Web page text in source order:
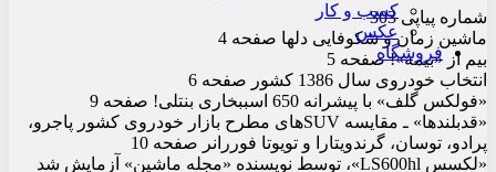
کسب و کار
عکس
فروشگاه
شماره پیاپی 303
ماشین زمان و شکوفایی دل‏ها صفحه 4
بیم از «بیمه»! صفحه 5
انتخاب خودروی سال 1386 کشور صفحه 6
«فولکس گلف» با پیشرانه 650 اسب‏بخاری بنتلی! صفحه 9
«قدبلندها» ـ مقایسه SUVهای مطرح بازار خودروی کشور پاجرو،
پرادو، توسان، گرندویتارا و تویوتا فوررانر صفحه 10
«لکسس LS600hl»، توسط نویسنده «مجله ماشین» آزمایش شد